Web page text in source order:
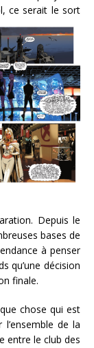
ce serait le sort
Depuis le
bases de
à penser
qu’une décision
finale.
chose qui est
de la
entre le club des